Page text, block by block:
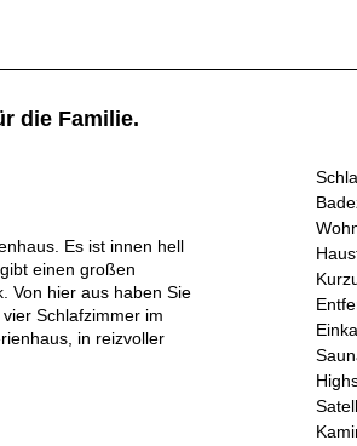
die Familie.
Es ist innen hell
einen großen
Von hier aus haben Sie
Schlafzimmer im
in reizvoller